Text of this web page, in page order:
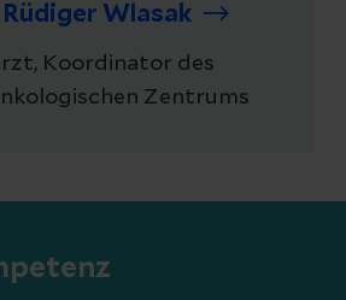
Rüdiger Wlasak
Koordinator des
Zentrums